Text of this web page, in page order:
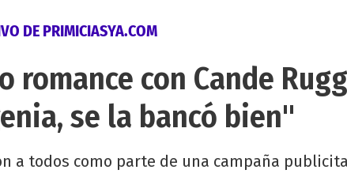
DE PRIMICIASYA.COM
romance con Cande
se la bancó bien"
a todos como parte de una campaña